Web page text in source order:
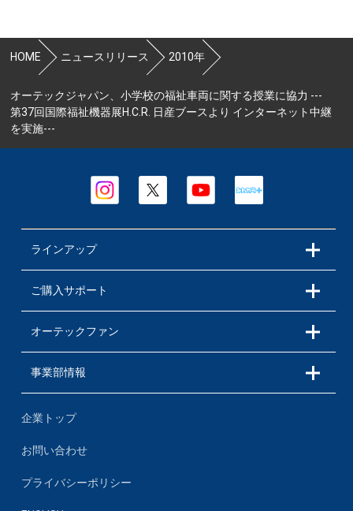
HOME ニュースリリース 2010年
オーテックジャパン、小学校の福祉車両に関する授業に協力 ---
第37回国際福祉機器展H.C.R. 日産ブースより インターネット中継
を実施---
ラインアップ
ご購入サポート
オーテックファン
事業部情報
企業トップ
お問い合わせ
プライバシーポリシー